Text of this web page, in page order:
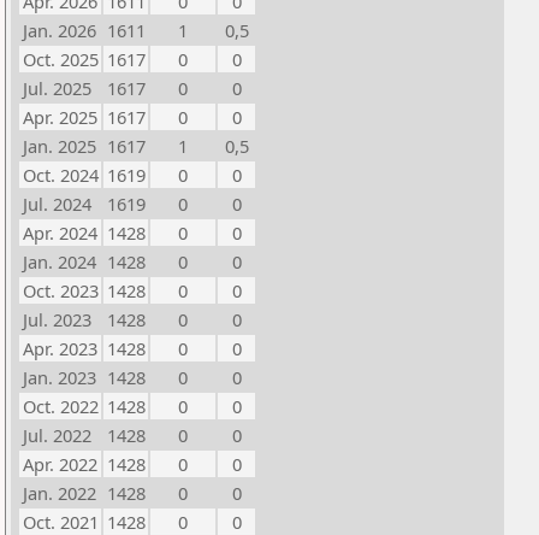
Jan. 2026 1611 1
0,5
Oct. 2025 1617 0
0
Jul. 2025
1617 0
0
Apr. 2025 1617 0
0
Jan. 2025 1617 1
0,5
Oct. 2024 1619 0
0
Jul. 2024
1619 0
0
Apr. 2024 1428 0
0
Jan. 2024 1428 0
0
Oct. 2023 1428 0
0
Jul. 2023
1428 0
0
Apr. 2023 1428 0
0
Jan. 2023 1428 0
0
Oct. 2022 1428 0
0
Jul. 2022
1428 0
0
Apr. 2022 1428 0
0
Jan. 2022 1428 0
0
Oct. 2021 1428 0
0